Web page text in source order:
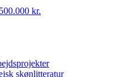
kr.
skønlitteratur